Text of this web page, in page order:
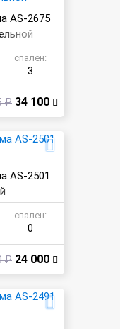
AS-2675
спален:
3
₽ 34 100
AS-2501
спален:
0
₽ 24 000